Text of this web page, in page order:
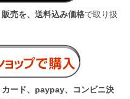
売を、送料込み価格で取り扱
ード、paypay、コンビニ決